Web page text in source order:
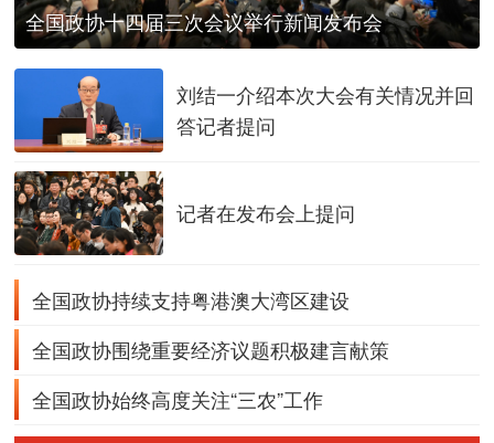
全国政协十四届三次会议举行新闻发布会
刘结一介绍本次大会有关情况并回
答记者提问
记者在发布会上提问
全国政协持续支持粤港澳大湾区建设
全国政协围绕重要经济议题积极建言献策
全国政协始终高度关注“三农”工作